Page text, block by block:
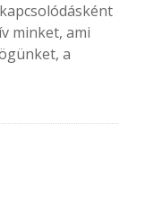
minket, ami
a